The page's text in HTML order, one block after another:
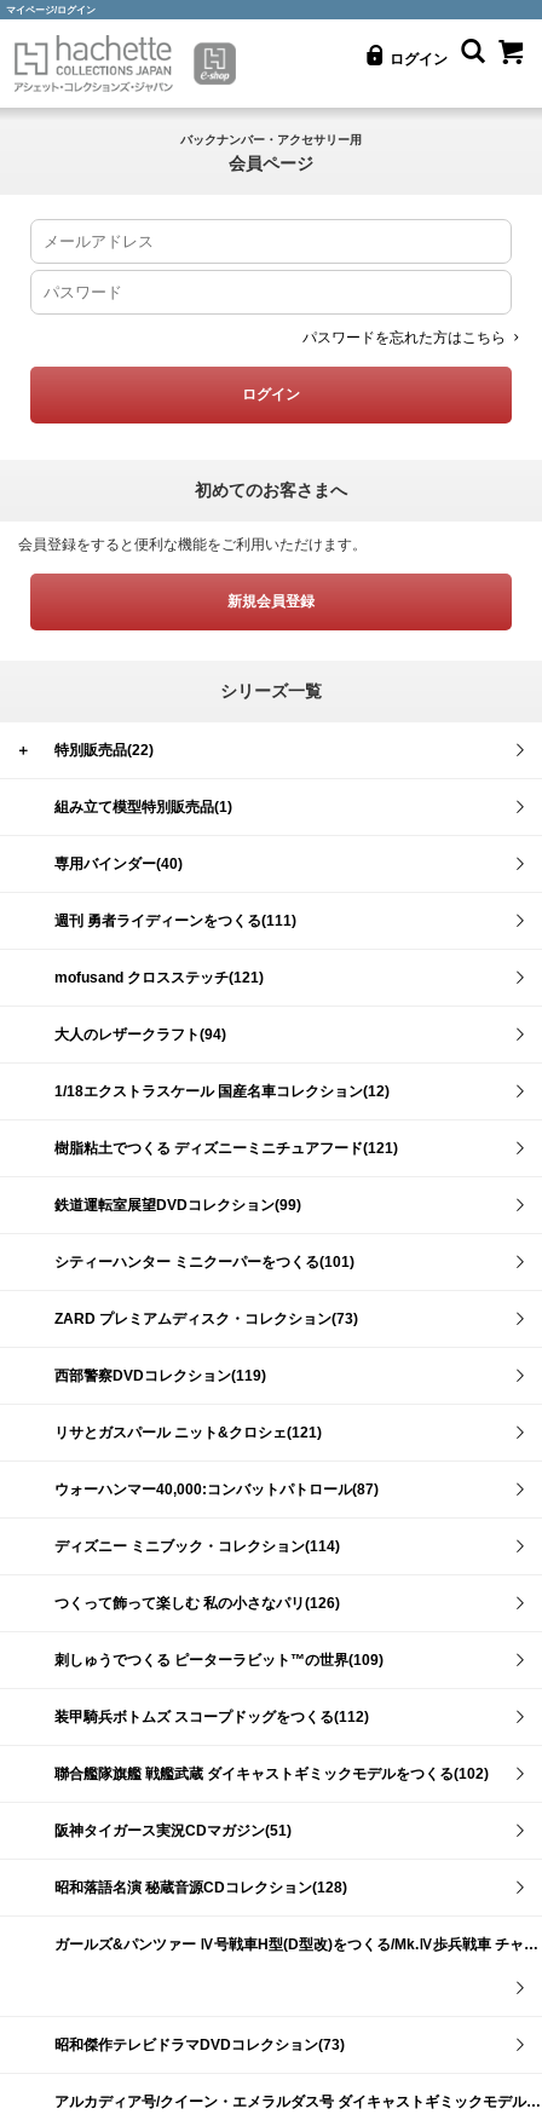
マイページ/ログイン
ログイン
バックナンバー・アクセサリー用
会員ページ
パスワードを忘れた方はこちら
初めてのお客さまへ
会員登録をすると便利な機能をご利用いただけます。
新規会員登録
シリーズ一覧
＋ 特別販売品(22)
組み立て模型特別販売品(1)
専用バインダー(40)
週刊 勇者ライディーンをつくる(111)
mofusand クロスステッチ(121)
大人のレザークラフト(94)
1/18エクストラスケール 国産名車コレクション(12)
樹脂粘土でつくる ディズニーミニチュアフード(121)
鉄道運転室展望DVDコレクション(99)
シティーハンター ミニクーパーをつくる(101)
ZARD プレミアムディスク・コレクション(73)
西部警察DVDコレクション(119)
リサとガスパール ニット&クロシェ(121)
ウォーハンマー40,000:コンバットパトロール(87)
ディズニー ミニブック・コレクション(114)
つくって飾って楽しむ 私の小さなパリ(126)
刺しゅうでつくる ピーターラビット™の世界(109)
装甲騎兵ボトムズ スコープドッグをつくる(112)
聯合艦隊旗艦 戦艦武蔵 ダイキャストギミックモデルをつくる(102)
阪神タイガース実況CDマガジン(51)
昭和落語名演 秘蔵音源CDコレクション(128)
ガールズ&パンツァー Ⅳ号戦車H型(D型改)をつくる/Mk.Ⅳ歩兵戦車 チャーチルMk.Ⅶをつくる(191)
昭和傑作テレビドラマDVDコレクション(73)
アルカディア号/クイーン・エメラルダス号 ダイキャストギミックモデルをつくる(159)